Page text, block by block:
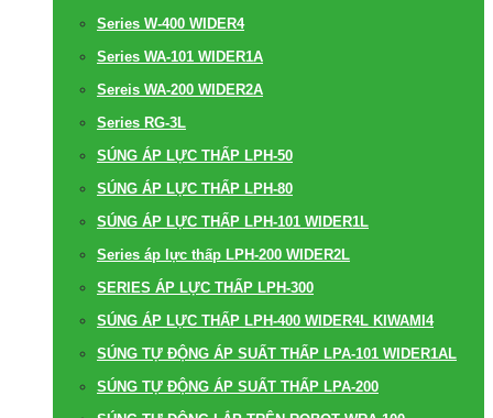
Series W-400 WIDER4
Series WA-101 WIDER1A
Sereis WA-200 WIDER2A
Series RG-3L
SÚNG ÁP LỰC THẤP LPH-50
SÚNG ÁP LỰC THẤP LPH-80
SÚNG ÁP LỰC THẤP LPH-101 WIDER1L
Series áp lực thấp LPH-200 WIDER2L
SERIES ÁP LỰC THẤP LPH-300
SÚNG ÁP LỰC THẤP LPH-400 WIDER4L KIWAMI4
SÚNG TỰ ĐỘNG ÁP SUẤT THẤP LPA-101 WIDER1AL
SÚNG TỰ ĐỘNG ÁP SUẤT THẤP LPA-200